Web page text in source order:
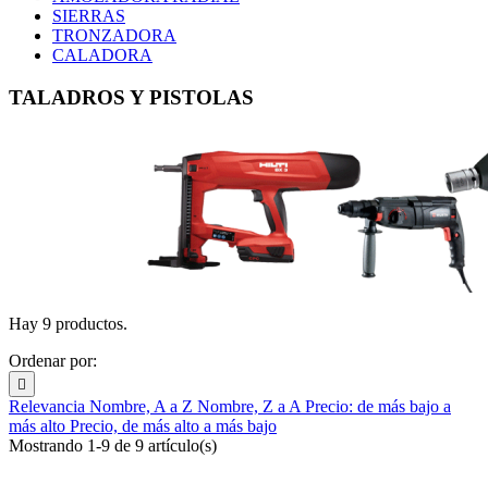
SIERRAS
TRONZADORA
CALADORA
TALADROS Y PISTOLAS
Hay 9 productos.
Ordenar por:

Relevancia Nombre, A a Z Nombre, Z a A Precio: de más bajo a
más alto Precio, de más alto a más bajo
Mostrando 1-9 de 9 artículo(s)